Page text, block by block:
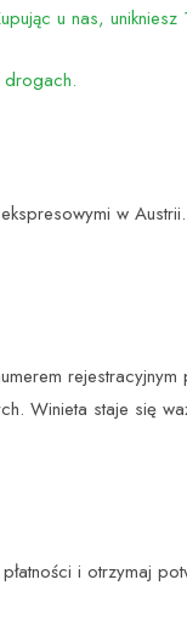
u nas, unikniesz
drogach.
w
Winieta staje się
i otrzymaj